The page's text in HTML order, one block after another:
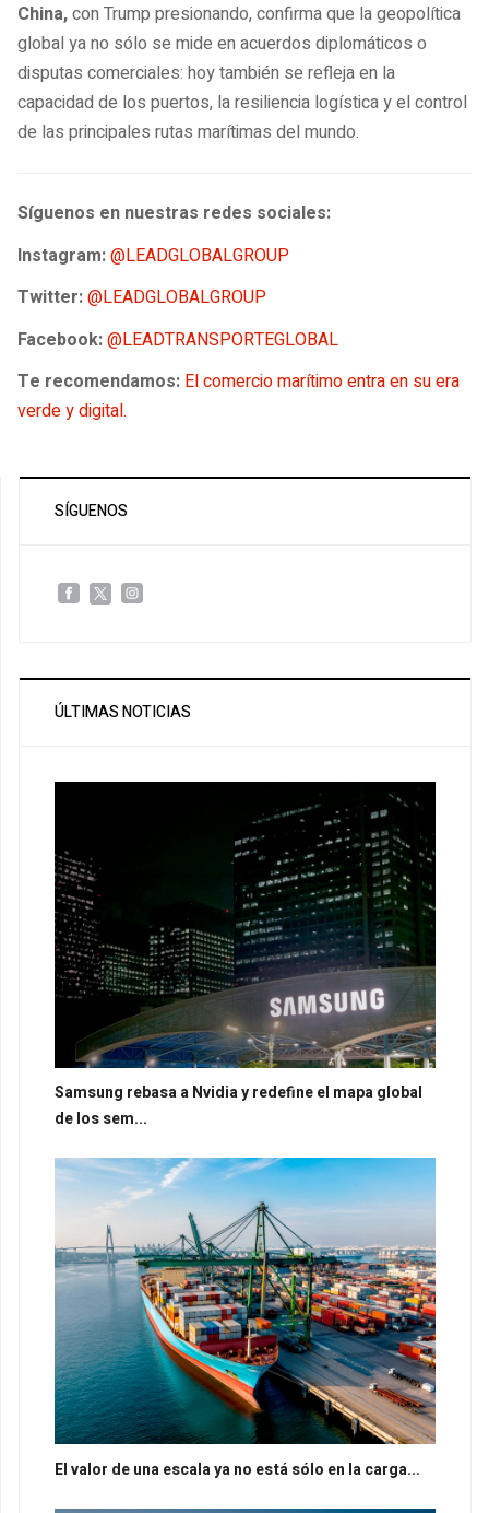
China,con Trump presionando, confirma que la geopolítica
global ya no sólo se mide en acuerdos diplomáticos o
disputas comerciales: hoy también se refleja en la
capacidad de los puertos, la resiliencia logística y el control
de las principales rutas marítimas del mundo.
Síguenos en nuestras redes sociales:
Instagram:@LEADGLOBALGROUP
Twitter:@LEADGLOBALGROUP
Facebook:@LEADTRANSPORTEGLOBAL
Te recomendamos: El comercio marítimo entra en su era
verde y digital.
SÍGUENOS
ÚLTIMAS NOTICIAS
Samsung rebasa a Nvidia y redefine el mapa global
de los sem...
El valor de una escala ya no está sólo en la carga...